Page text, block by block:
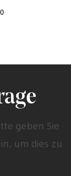
geben Sie
um dies zu